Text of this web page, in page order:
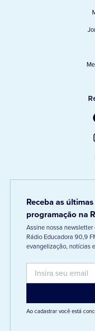
Receba as
programação na
Assine nossa
Rádio Educadora 90,9
evangelização, notícias
Ao cadastrar você está